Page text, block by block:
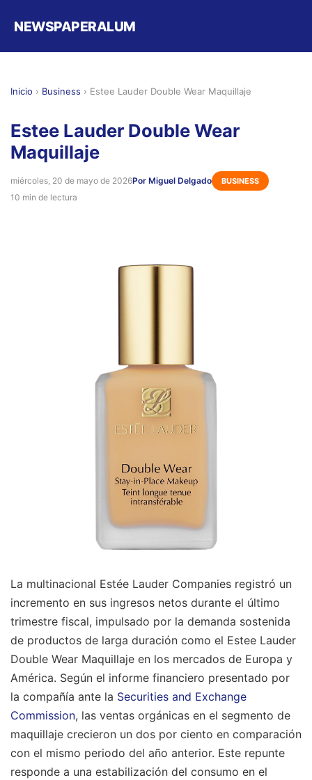
NEWSPAPERALUM
Inicio › Business › Estee Lauder Double Wear Maquillaje
Estee Lauder Double Wear
Maquillaje
miércoles, 20 de mayo de 2026Por Miguel Delgado BUSINESS
10 min de lectura
La multinacional Estée Lauder Companies registró un
incremento en sus ingresos netos durante el último
trimestre fiscal, impulsado por la demanda sostenida
de productos de larga duración como el Estee Lauder
Double Wear Maquillaje en los mercados de Europa y
América. Según el informe financiero presentado por
la compañía ante la Securities and Exchange
Commission, las ventas orgánicas en el segmento de
maquillaje crecieron un dos por ciento en comparación
con el mismo periodo del año anterior. Este repunte
responde a una estabilización del consumo en el